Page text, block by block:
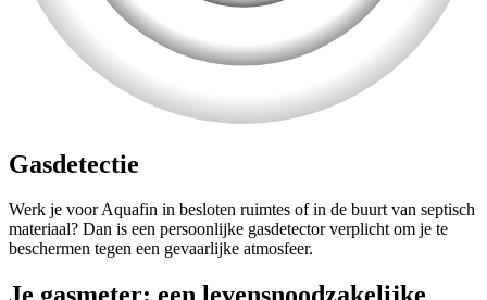
Gasdetectie
Werk je voor Aquafin in besloten ruimtes of in de buurt van septisch
materiaal? Dan is een persoonlijke gasdetector verplicht om je te
beschermen tegen een gevaarlijke atmosfeer.